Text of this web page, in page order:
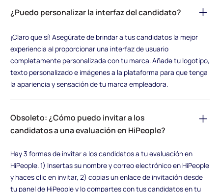
¿Puedo personalizar la interfaz del candidato?
¡Claro que sí! Asegúrate de brindar a tus candidatos la mejor
experiencia al proporcionar una interfaz de usuario
completamente personalizada con tu marca. Añade tu logotipo,
texto personalizado e imágenes a la plataforma para que tenga
la apariencia y sensación de tu marca empleadora.
Obsoleto: ¿Cómo puedo invitar a los
candidatos a una evaluación en HiPeople?
Hay 3 formas de invitar a los candidatos a tu evaluación en
HiPeople. 1) Insertas su nombre y correo electrónico en HiPeople
y haces clic en invitar, 2) copias un enlace de invitación desde
tu panel de HiPeople y lo compartes con tus candidatos en tu